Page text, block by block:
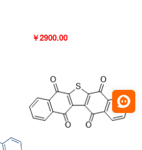
￥2900.00